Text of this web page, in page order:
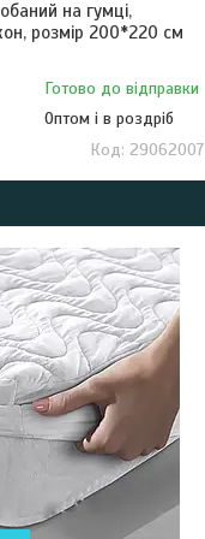
на гумці,
розмір 200*220 см
Готово до відправки
Оптом і в роздріб
29062007